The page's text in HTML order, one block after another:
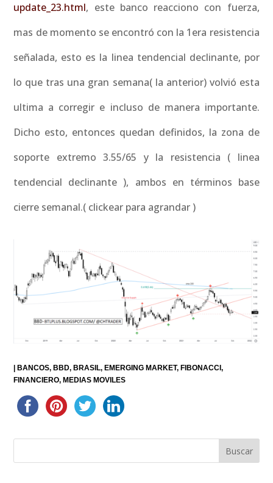
update_23.html, este banco reacciono con fuerza,
mas de momento se encontró con la 1era resistencia
señalada, esto es la linea tendencial declinante, por
lo que tras una gran semana( la anterior) volvió esta
ultima a corregir e incluso de manera importante.
Dicho esto, entonces quedan definidos, la zona de
soporte extremo 3.55/65 y la resistencia ( linea
tendencial declinante ), ambos en términos base
cierre semanal.( clickear para agrandar )
BANCOS BBD BRASIL EMERGING MARKET FIBONACCI
FINANCIERO MEDIAS MOVILES